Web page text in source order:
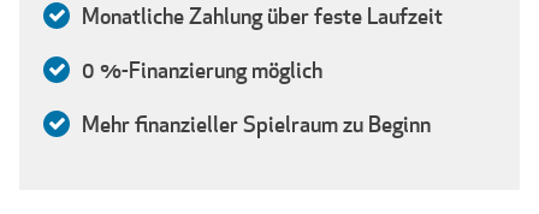
Monatliche Zahlung über feste Laufzeit
0 %-Finanzierung möglich
Mehr finanzieller Spielraum zu Beginn